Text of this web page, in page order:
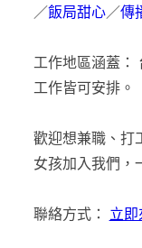
／飯局甜心／傳
工作地區涵蓋：
工作皆可安排。
歡迎想兼職、打
女孩加入我們，
聯絡方式： 立